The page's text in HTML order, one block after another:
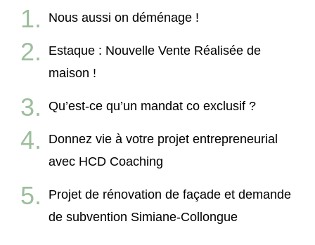
Nous aussi on déménage !
Estaque : Nouvelle Vente Réalisée de
maison !
Qu’est-ce qu’un mandat co exclusif ?
Donnez vie à votre projet entrepreneurial
avec HCD Coaching
Projet de rénovation de façade et demande
de subvention Simiane-Collongue